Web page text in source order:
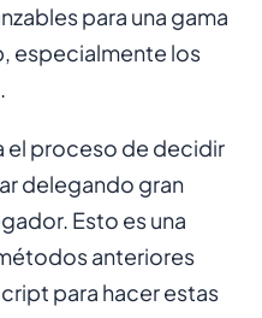
para una gama
especialmente los
el proceso de decidir
delegando gran
Esto es una
anteriores
para hacer estas